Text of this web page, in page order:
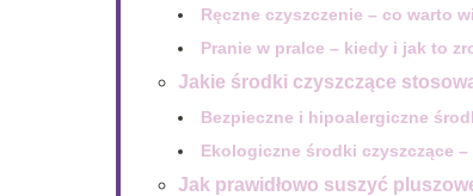
Ręczne czyszczenie – co warto
Pranie w pralce – kiedy i jak to
Jakie środki czyszczące
Bezpieczne i hipoalergiczne
Ekologiczne środki czyszczące
Jak prawidłowo suszyć